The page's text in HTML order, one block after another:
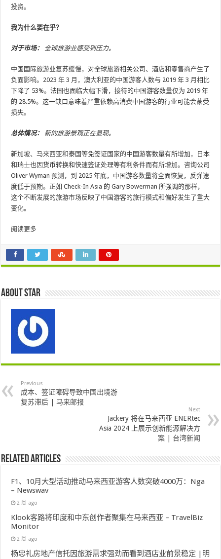
投资。
我为什么要在乎？
对于市场： 全球旅游业感受到压力。
中国国际旅游业复苏缓慢，对全球旅游相关公司、酒店和零售商产生了
负面影响。2023 年 3 月，澳大利亚的中国游客人数与 2019 年 3 月相比
下降了 53%。法国也面临大幅下滑，接待的中国游客数量仅为 2019 年
的 28.5%。这一缺口意味着严重依赖高消费中国游客的行业可能会蒙受
损失。
总体情况： 新的旅游景观正在显现。
新加坡、马来西亚和泰国等免签证国家的中国游客数量有所增加，日本
和瑞士也因货币转换和快速签证处理等有利条件而有所增加。咨询公司
Oliver Wyman 预测，到 2025 年底，中国游客数量将全面恢复，反弹速
度低于预期。正如 Check-In Asia 的 Gary Bowerman 所强调的那样，
这个不断发展的旅游市场反映了中国游客的旅行模式和偏好发生了重大
变化。
阅读更多
About star
Previous
成本、签证障碍导致中国出境游
复苏滞后 | 马来邮报
Next
Jackery 将在马来西亚 ENERtec
Asia 2024 上展示创新能源解决方
案 | 台湾新闻
Related Articles
F1、10月大型活动推动马来西亚游客人数突破4000万：Nga
– Newswav
2 周 ago
Klook客路将印度和中东创作者聚集在马来西亚 – TravelBiz
Monitor
2 周 ago
杨忠礼房地产信托因旅游需求强劲而看到酒店业前景稳定 |明